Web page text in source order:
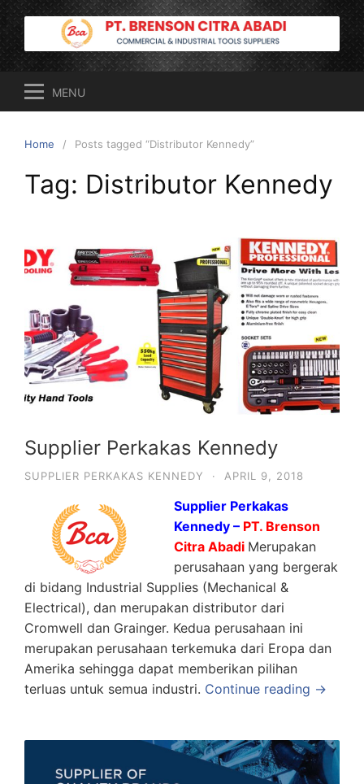
Skip
to
content
MENU
Home Posts tagged “Distributor Kennedy”
Tag: Distributor Kennedy
Supplier Perkakas Kennedy
SUPPLIER PERKAKAS KENNEDY · APRIL 9, 2018
Supplier Perkakas
Kennedy – PT. Brenson
Citra Abadi Merupakan
perusahaan yang bergerak
di bidang Industrial Supplies (Mechanical &
Electrical), dan merupakan distributor dari
Cromwell dan Grainger. Kedua perusahaan ini
merupakan perusahaan terkemuka dari Eropa dan
Amerika sehingga dapat memberikan pilihan
terluas untuk semua industri. Continue reading →